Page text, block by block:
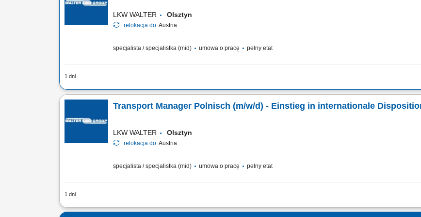
LKW WALTER Olsztyn
relokacja do:Austria
specjalista / specjalistka (mid) umowa o pracę pełny etat
1 dni
Stellenbeschreibung Deine Aufgaben Transportabwicklung: Nach der übergeordneten Transportplanung
vergleichst verfügbare...
Transport Manager Polnisch (m/w/d) - Einstieg in internationale
LKW WALTER Olsztyn
relokacja do:Austria
specjalista / specjalistka (mid) umowa o pracę pełny etat
1 dni
Stellenbeschreibung Deine Aufgaben Transportabwicklung: Nach der übergeordneten Transportplanung